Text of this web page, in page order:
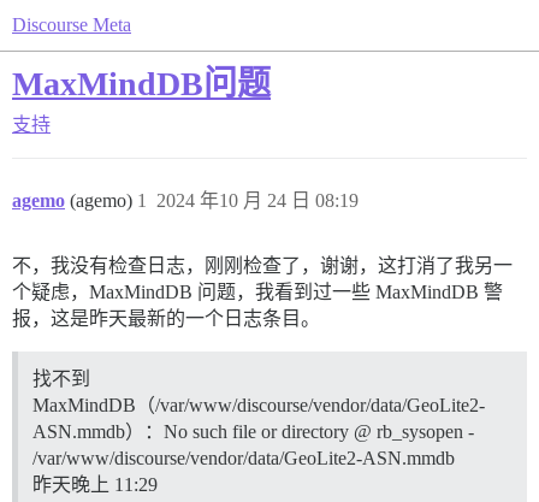
Discourse Meta
MaxMindDB问题
支持
agemo (agemo) 2024 年10 月 24 日 08:19
1
不，我没有检查日志，刚刚检查了，谢谢，这打消了我另一
个疑虑，MaxMindDB 问题，我看到过一些 MaxMindDB 警
报，这是昨天最新的一个日志条目。
找不到
MaxMindDB（/var/www/discourse/vendor/data/GeoLite2-
ASN.mmdb）：No such file or directory @ rb_sysopen -
/var/www/discourse/vendor/data/GeoLite2-ASN.mmdb
昨天晚上 11:29